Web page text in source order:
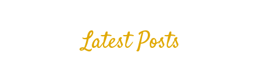
Latest Posts